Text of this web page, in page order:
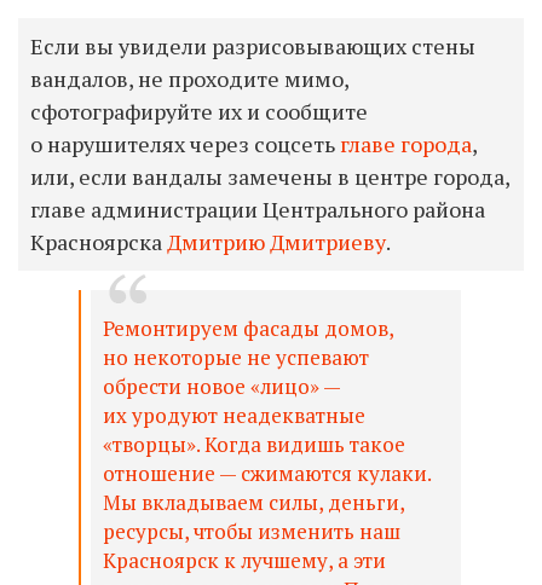
Если вы увидели разрисовывающих стены
вандалов, не проходите мимо,
сфотографируйте их и сообщите
о нарушителях через соцсеть главе города,
или, если вандалы замечены в центре города,
главе администрации Центрального района
КрасноярскаДмитрию Дмитриеву.
Ремонтируем фасады домов,
но некоторые не успевают
обрести новое «лицо» —
их уродуют неадекватные
«творцы». Когда видишь такое
отношение — сжимаются кулаки.
Мы вкладываем силы, деньги,
ресурсы, чтобы изменить наш
Красноярск к лучшему, а эти